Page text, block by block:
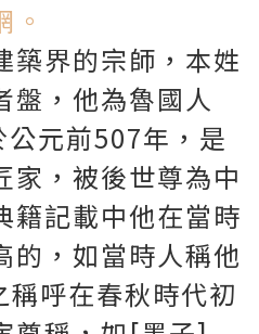
築界的宗師，本姓
盤，他為魯國人
元前507年，是
家，被後世尊為中
籍記載中他在當時
的，如當時人稱他
呼在春秋時代初